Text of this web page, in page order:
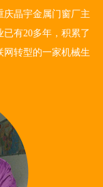
庆晶宇金属门窗厂主
有20多年，积累了
网转型的一家机械生